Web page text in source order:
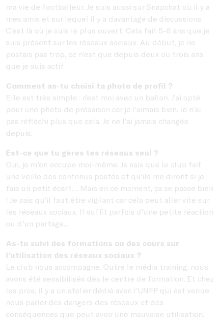
ma vie de footballeur. Je suis aussi sur Snapchat où il y a
mes amis et sur lequel il y a davantage de discussions.
C’est là où je suis le plus ouvert. Cela fait 5-6 ans que je
suis présent sur les réseaux sociaux. Au début, je ne
postais pas trop, ce n’est que depuis deux ou trois ans
que je suis actif.
Comment as-tu choisi ta photo de profil ?
Elle est très simple : c’est moi avec un ballon. J’ai opté
pour une photo de présaison car je l’aimais bien. Je n’ai
pas réfléchi plus que cela. Je ne l’ai jamais changée
depuis.
Est-ce que tu gères tes réseaux seul ?
Oui, je m'en occupe moi-même. Je sais que le club fait
une veille des contenus postés et qu’ils me diront si je
fais un petit écart… Mais en ce moment, ça se passe bien
! Je sais qu’il faut être vigilant car cela peut aller vite sur
les réseaux sociaux. Il suffit parfois d'une petite réaction
ou d'un partage...
As-tu suivi des formations ou des cours sur
l’utilisation des réseaux sociaux ?
Le club nous accompagne. Outre le média training, nous
avons été sensibilisés dès le centre de formation. Et chez
les pros, il y a un atelier dédié avec l’UNFP qui est venue
nous parler des dangers des réseaux et des
conséquences que peut avoir une mauvaise utilisation.